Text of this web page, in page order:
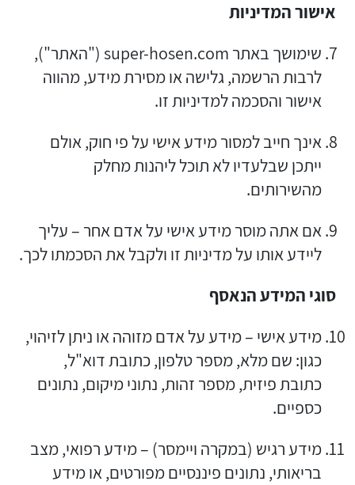
אישור המדיניות
שימושך באתר super-hosen.com ("האתר"),
לרבות הרשמה, גלישה או מסירת מידע, מהווה
אישור והסכמה למדיניות זו.
אינך חייב למסור מידע אישי על פי חוק, אולם
ייתכן שבלעדיו לא תוכל ליהנות מחלק
מהשירותים.
אם אתה מוסר מידע אישי על אדם אחר – עליך
ליידע אותו על מדיניות זו ולקבל את הסכמתו לכך.
סוגי המידע הנאסף
מידע אישי – מידע על אדם מזוהה או ניתן לזיהוי,
כגון: שם מלא, מספר טלפון, כתובת דוא"ל,
כתובת פיזית, מספר זהות, נתוני מיקום, נתונים
כספיים.
מידע רגיש (במקרה ויימסר) – מידע רפואי, מצב
בריאותי, נתונים פיננסיים מפורטים, או מידע